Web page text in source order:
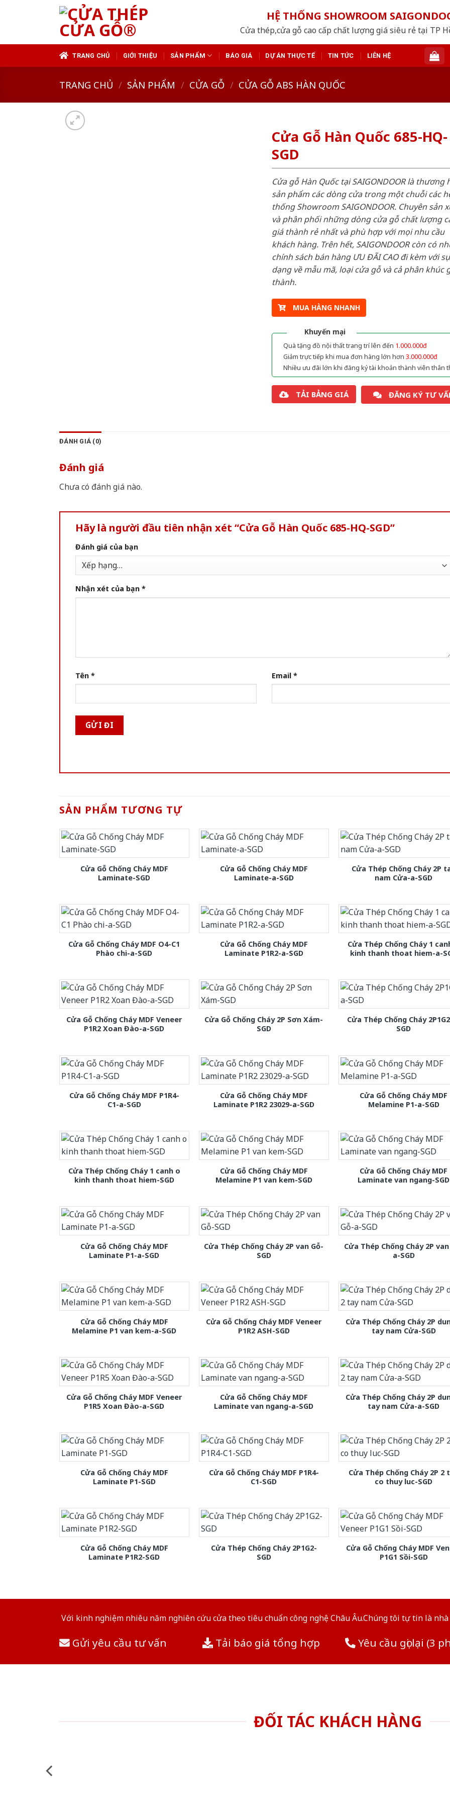
HỆ THỐNG SHOWROOM
Cửa thép,cửa gỗ cao cấp chất lượng giá siêu rẻ tại TP
TRANG CHỦ GIỚI THIỆU SẢN PHẨM BÁO GIÁ DỰ ÁN THỰC TẾ TIN TỨC LIÊN HỆ
TRANG CHỦ / SẢN PHẨM / CỬA GỖ / CỬA GỖ ABS HÀN QUỐC
Cửa Gỗ Hàn Quốc 685-HQ-
SGD
Cửa gỗ Hàn Quốc tại SAIGONDOOR là thương
sản phẩm các dòng cửa trong một chuỗi các
thống Showroom SAIGONDOOR. Chuyên sản
và phân phối những dòng cửa gỗ chất lượng
giá thành rẻ nhất và phù hợp với mọi nhu cầu
khách hàng. Trên hết, SAIGONDOOR còn có
chính sách bán hàng ƯU ĐÃI CAO đi kèm với
dạng về mẫu mã, loại cửa gỗ và cả phân khúc
thành.
MUA HÀNG NHANH
Khuyến mại
Quà tặng đồ nội thất trang trí lên đến 1.000.000đ
Giảm trực tiếp khi mua đơn hàng lớn hơn 3.000.000đ
Nhiều ưu đãi lớn khi đăng ký tài khoản thành viên thân
TẢI BẢNG GIÁ ĐĂNG KÝ TƯ
ĐÁNH GIÁ (0)
Đánh giá
Chưa có đánh giá nào.
Hãy là người đầu tiên nhận xét “Cửa Gỗ Hàn Quốc 685-HQ-SGD”
Đánh giá của bạn
Nhận xét của bạn *
Tên * Email *
SẢN PHẨM TƯƠNG TỰ
Cửa Gỗ Chống Cháy MDF
Laminate-SGD
Cửa Gỗ Chống Cháy MDF
Laminate-a-SGD
Cửa Thép Chống Cháy 2P
nam Cửa-a-SGD
Cửa Gỗ Chống Cháy MDF O4-C1
Phào chi-a-SGD
Cửa Gỗ Chống Cháy MDF
Laminate P1R2-a-SGD
Cửa Thép Chống Cháy 1
kinh thanh thoat hiem-a-
Cửa Gỗ Chống Cháy MDF Veneer
P1R2 Xoan Đào-a-SGD
Cửa Gỗ Chống Cháy 2P Sơn Xám-
SGD
Cửa Thép Chống Cháy
SGD
Cửa Gỗ Chống Cháy MDF P1R4-
C1-a-SGD
Cửa Gỗ Chống Cháy MDF
Laminate P1R2 23029-a-SGD
Cửa Gỗ Chống Cháy MDF
Melamine P1-a-SGD
Cửa Thép Chống Cháy 1 canh o
kinh thanh thoat hiem-SGD
Cửa Gỗ Chống Cháy MDF
Melamine P1 van kem-SGD
Cửa Gỗ Chống Cháy MDF
Laminate van ngang-SGD
Cửa Gỗ Chống Cháy MDF
Laminate P1-a-SGD
Cửa Thép Chống Cháy 2P van Gỗ-
SGD
Cửa Thép Chống Cháy 2P
a-SGD
Cửa Gỗ Chống Cháy MDF
Melamine P1 van kem-a-SGD
Cửa Gỗ Chống Cháy MDF Veneer
P1R2 ASH-SGD
Cửa Thép Chống Cháy 2P
tay nam Cửa-SGD
Cửa Gỗ Chống Cháy MDF Veneer
P1R5 Xoan Đào-a-SGD
Cửa Gỗ Chống Cháy MDF
Laminate van ngang-a-SGD
Cửa Thép Chống Cháy 2P
tay nam Cửa-a-SGD
Cửa Gỗ Chống Cháy MDF
Laminate P1-SGD
Cửa Gỗ Chống Cháy MDF P1R4-
C1-SGD
Cửa Thép Chống Cháy 2P 2
co thuy luc-SGD
Cửa Gỗ Chống Cháy MDF
Laminate P1R2-SGD
Cửa Thép Chống Cháy 2P1G2-
SGD
Cửa Gỗ Chống Cháy MDF
P1G1 Sồi-SGD
Với kinh nghiệm nhiêu năm nghiên cứu cửa theo tiêu chuẩn công nghệ Châu Âu.Chúng tôi tự tin là
Gửi yêu cầu tư vấn Tải báo giá tổng hợp Yêu cầu gọi lại (3
ĐỐI TÁC KHÁCH HÀNG